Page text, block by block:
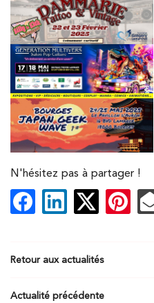
ACCUEIL
PARTICULIER
MARIAGE
MARIAGE
MOBILE
N'hésitez pas à partager !
Retour aux actualités
Actualité précédente